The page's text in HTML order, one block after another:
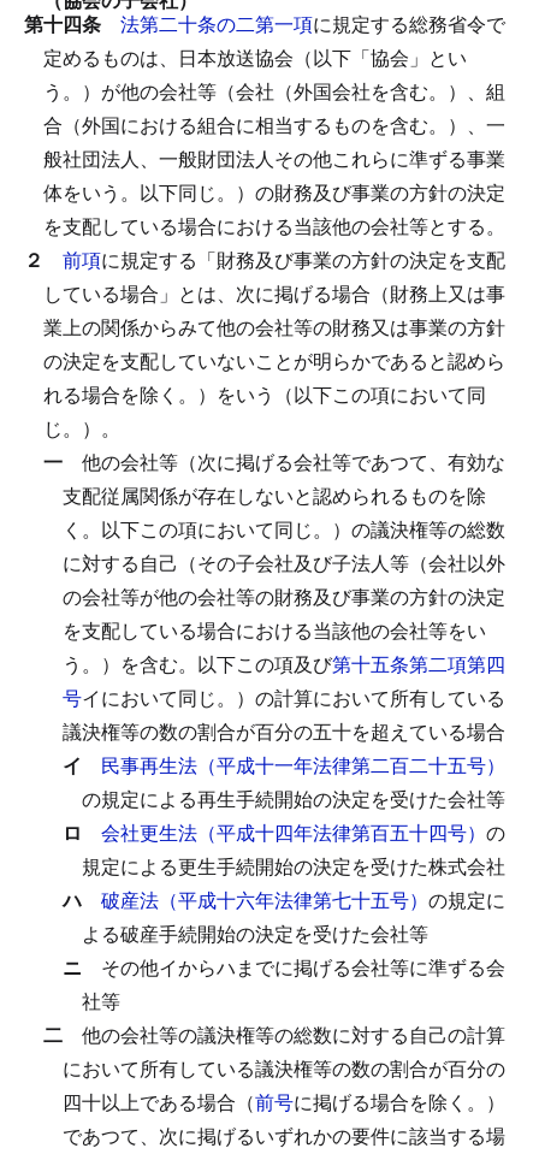
第十四条
法第二十条の二第一項に規定する総務省令で
定めるものは、日本放送協会（以下「協会」とい
う。）が他の会社等（会社（外国会社を含む。）、組
合（外国における組合に相当するものを含む。）、一
般社団法人、一般財団法人その他これらに準ずる事業
体をいう。以下同じ。）の財務及び事業の方針の決定
を支配している場合における当該他の会社等とする。
２
前項に規定する「財務及び事業の方針の決定を支配
している場合」とは、次に掲げる場合（財務上又は事
業上の関係からみて他の会社等の財務又は事業の方針
の決定を支配していないことが明らかであると認めら
れる場合を除く。）をいう（以下この項において同
じ。）。
一
他の会社等（次に掲げる会社等であつて、有効な
支配従属関係が存在しないと認められるものを除
く。以下この項において同じ。）の議決権等の総数
に対する自己（その子会社及び子法人等（会社以外
の会社等が他の会社等の財務及び事業の方針の決定
を支配している場合における当該他の会社等をい
う。）を含む。以下この項及び第十五条第二項第四
号イにおいて同じ。）の計算において所有している
議決権等の数の割合が百分の五十を超えている場合
イ
民事再生法（平成十一年法律第二百二十五号）
の規定による再生手続開始の決定を受けた会社等
ロ
会社更生法（平成十四年法律第百五十四号） の
規定による更生手続開始の決定を受けた株式会社
ハ
破産法（平成十六年法律第七十五号） の規定に
よる破産手続開始の決定を受けた会社等
ニ
その他イからハまでに掲げる会社等に準ずる会
社等
二
他の会社等の議決権等の総数に対する自己の計算
において所有している議決権等の数の割合が百分の
四十以上である場合（前号に掲げる場合を除く。）
であつて、次に掲げるいずれかの要件に該当する場